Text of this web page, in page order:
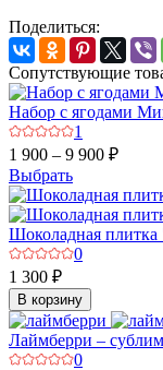
Поделиться:
Сопутствующие
Набор с ягодами
1
1 900 – 9 900 ₽
Выбрать
Шоколадная
0
1 300 ₽
В корзину
Лаймберри –
0